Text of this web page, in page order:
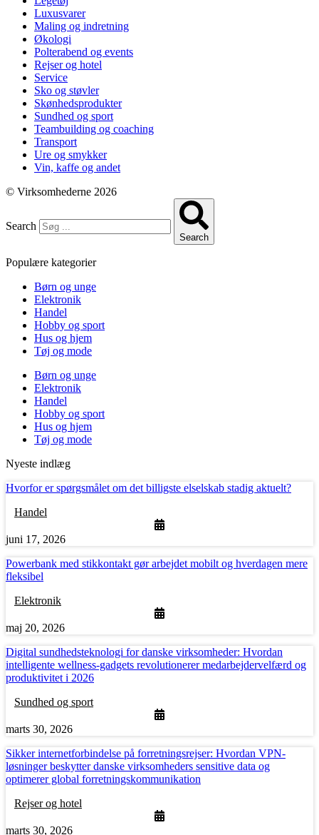
Luxusvarer
Maling og indretning
Økologi
Polterabend og events
Rejser og hotel
Service
Sko og støvler
Skønhedsprodukter
Sundhed og sport
Teambuilding og coaching
Transport
Ure og smykker
Vin, kaffe og andet
© Virksomhederne 2026
Search
Search
Populære kategorier
Børn og unge
Elektronik
Handel
Hobby og sport
Hus og hjem
Tøj og mode
Børn og unge
Elektronik
Handel
Hobby og sport
Hus og hjem
Tøj og mode
Nyeste indlæg
Hvorfor er spørgsmålet om det billigste elselskab stadig aktuelt?
Handel
juni 17, 2026
Powerbank med stikkontakt gør arbejdet mobilt og hverdagen mere
fleksibel
Elektronik
maj 20, 2026
Digital sundhedsteknologi for danske virksomheder: Hvordan
intelligente wellness-gadgets revolutionerer medarbejdervelfærd og
produktivitet i 2026
Sundhed og sport
marts 30, 2026
Sikker internetforbindelse på forretningsrejser: Hvordan VPN-
løsninger beskytter danske virksomheders sensitive data og
optimerer global forretningskommunikation
Rejser og hotel
marts 30, 2026